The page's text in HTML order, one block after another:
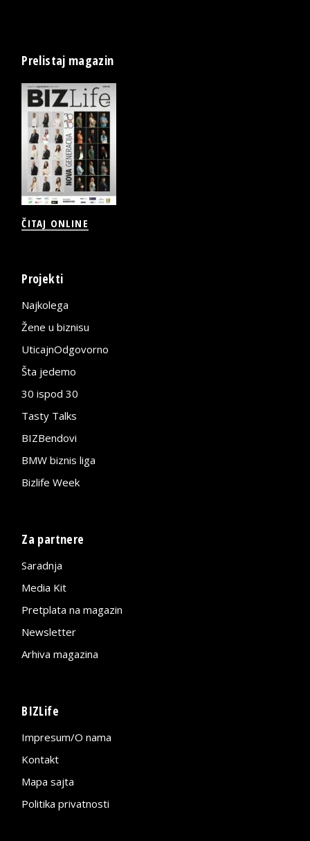
Prelistaj magazin
ČITAJ ONLINE
Projekti
Najkolega
Žene u biznisu
UticajnOdgovorno
Šta jedemo
30 ispod 30
Tasty Talks
BIZBendovi
BMW biznis liga
Bizlife Week
Za partnere
Saradnja
Media Kit
Pretplata na magazin
Newsletter
Arhiva magazina
BIZLife
Impresum/O nama
Kontakt
Mapa sajta
Politika privatnosti